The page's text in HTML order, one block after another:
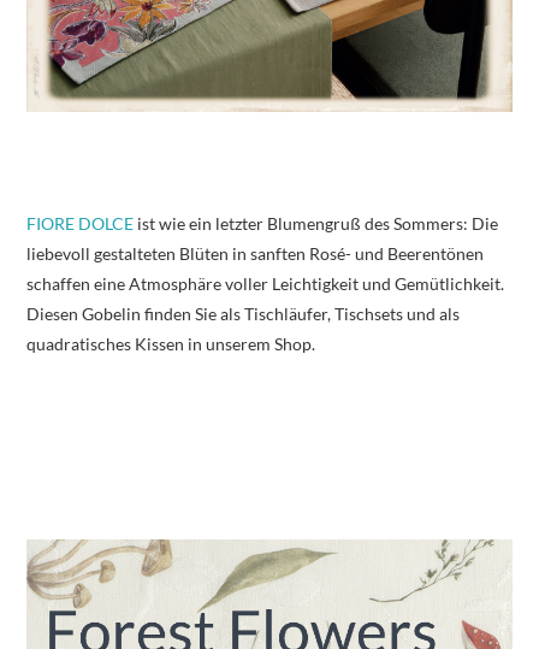
FIORE DOLCE ist wie ein letzter Blumengruß des Sommers: Die
liebevoll gestalteten Blüten in sanften Rosé- und Beerentönen
schaffen eine Atmosphäre voller Leichtigkeit und Gemütlichkeit.
Diesen Gobelin finden Sie als Tischläufer, Tischsets und als
quadratisches Kissen in unserem Shop.